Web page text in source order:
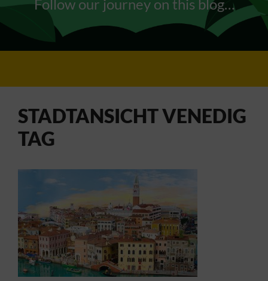
Follow our journey on this blog…
STADTANSICHT VENEDIG
TAG